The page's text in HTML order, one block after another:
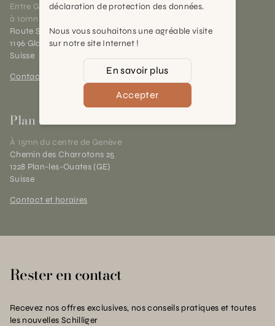
Entre Genève et Lausanne,
à 10mn de Nyon
Route Suisse 40
1196 Gland (VD)
Suisse
Contact et horaires
Plan-les-Ouates
À 15mn du centre de Genève
Chemin des Charrotons 25
1228 Plan-les-Ouates (GE)
Suisse
Contact et horaires
Rester en contact
Recevez nos offres exclusives, nos conseils pratiques et toutes
les nouvelles Schilliger
déclaration de protection des données.
Nous vous souhaitons une agréable visite
sur notre site Internet !
En savoir plus
Accepter